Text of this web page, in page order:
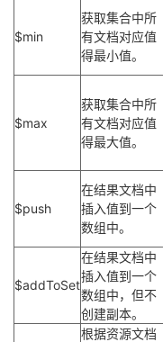
$min
获取集合中所
有文档对应值
得最小值。
$max
获取集合中所
有文档对应值
得最大值。
$push
在结果文档中
插入值到一个
数组中。
$addToSet
在结果文档中
插入值到一个
数组中，但不
创建副本。
根据资源文档